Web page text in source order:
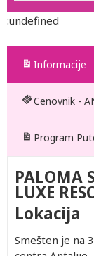
:undefined
Informacije
Cenovnik -
Program
PALOMA
LUXE
Lokacija
Smešten je na